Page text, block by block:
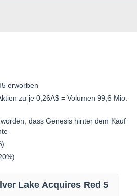
erworben
zu je 0,26A$ = Volumen 99,6 Mio.
dass Genesis hinter dem Kauf
Lake Acquires Red 5